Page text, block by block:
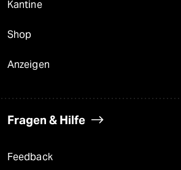
Kantine
Shop
Anzeigen
Fragen & Hilfe
Feedback